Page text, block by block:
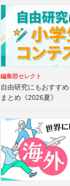
編集部セレクト
自由研究にもおすす
まとめ《2026夏》